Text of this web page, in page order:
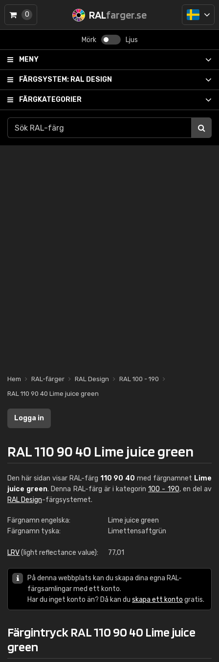
RALfarger.se
Mörk Ljus
MENY
FÄRGSYSTEM: RAL DESIGN
FÄRGKATEGORIER
0
Hem RAL-färger RAL Design
RAL 100 - 190
RAL 110 90 40 Lime juice green
Logga in
RAL 110 90 40 Lime juice green
Den här sidan visar RAL-färg 110 90 40 med färgnamnet Lime
juice green. Denna RAL-färg är i kategorin100 - 190, en del av
RAL Design-färgsystemet.
Färgnamn engelska:
Lime juice green
Färgnamn tyska:
Limettensaftgrün
LRV(light reflectance value): 77,01
På denna webbplats kan du skapa dina egna RAL-
färgsamlingar med ett konto.
Har du inget konto än? Då kan du skapa ett konto gratis.
Färgintryck RAL 110 90 40 Lime juice
green